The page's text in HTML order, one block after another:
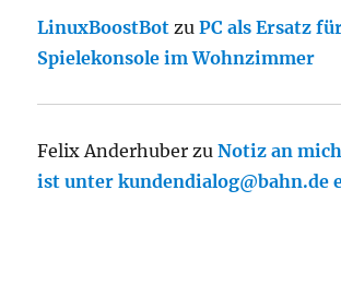
LinuxBoostBot zuPC als Ersatz
Spielekonsole im Wohnzimmer
Felix Anderhuber zuNotiz an
ist unter kundendialog@bahn.de